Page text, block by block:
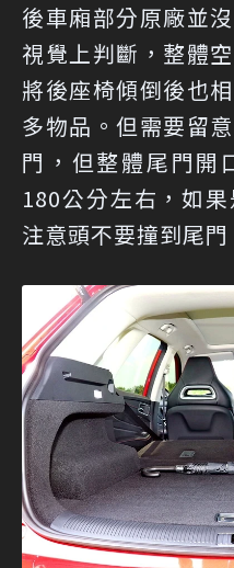
後車廂部分原廠並
視覺上判斷，整體
將後座椅傾倒後也
多物品。但需要留
門，但整體尾門開
180公分左右，如
注意頭不要撞到尾門